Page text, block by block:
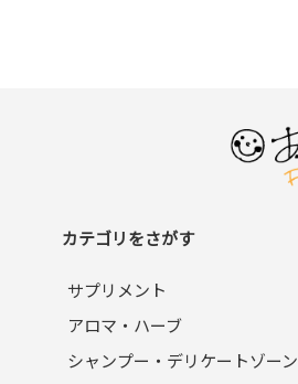
カテゴリをさがす
サプリメント
アロマ・ハーブ
シャンプー・デリケートゾーン